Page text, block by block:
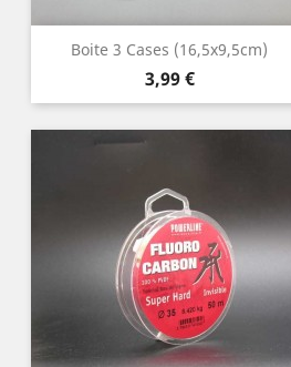
Boite 3 Cases (16,5x9,5cm)
Prix
3,99 €